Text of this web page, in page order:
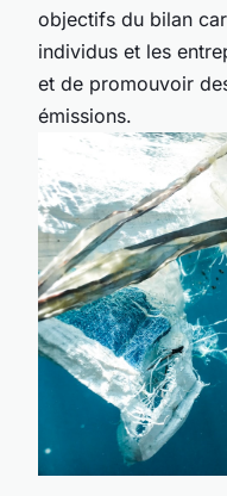
objectifs du bilan
individus et les
et de promouvoir
émissions.